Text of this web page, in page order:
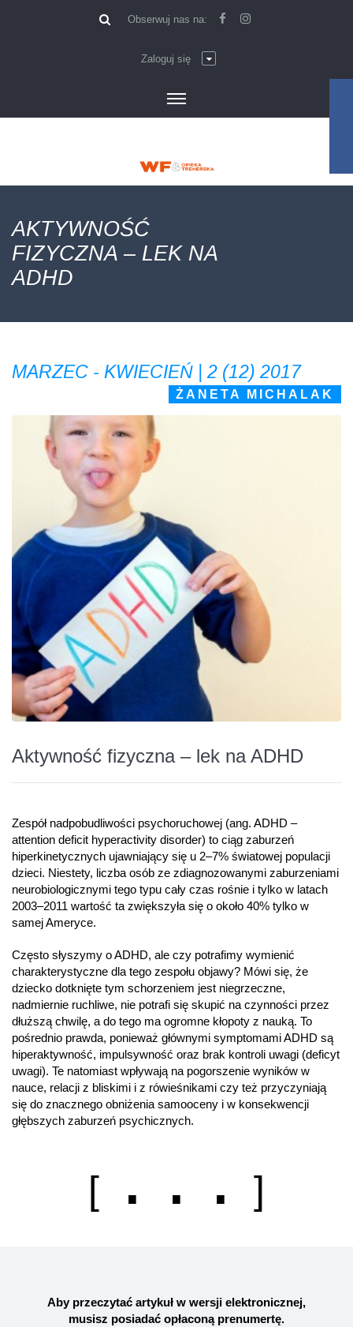
Obserwuj nas na:
Zaloguj się
AKTYWNOŚĆ
FIZYCZNA – LEK NA
ADHD
MARZEC - KWIECIEŃ | 2 (12) 2017
ŻANETA MICHALAK
Aktywność fizyczna – lek na ADHD
Zespół nadpobudliwości psychoruchowej (ang. ADHD –
attention deficit hyperactivity disorder) to ciąg zaburzeń
hiperkinetycznych ujawniający się u 2–7% światowej populacji
dzieci. Niestety, liczba osób ze zdiagnozowanymi zaburzeniami
neurobiologicznymi tego typu cały czas rośnie i tylko w latach
2003–2011 wartość ta zwiększyła się o około 40% tylko w
samej Ameryce.
Często słyszymy o ADHD, ale czy potrafimy wymienić
charakterystyczne dla tego zespołu objawy? Mówi się, że
dziecko dotknięte tym schorzeniem jest niegrzeczne,
nadmiernie ruchliwe, nie potrafi się skupić na czynności przez
dłuższą chwilę, a do tego ma ogromne kłopoty z nauką. To
pośrednio prawda, ponieważ głównymi symptomami ADHD są
hiperaktywność, impulsywność oraz brak kontroli uwagi (deficyt
uwagi). Te natomiast wpływają na pogorszenie wyników w
nauce, relacji z bliskimi i z rówieśnikami czy też przyczyniają
się do znacznego obniżenia samooceny i w konsekwencji
głębszych zaburzeń psychicznych.
[ . . . ]
Aby przeczytać artykuł w wersji elektronicznej,
musisz posiadać opłaconą prenumertę.